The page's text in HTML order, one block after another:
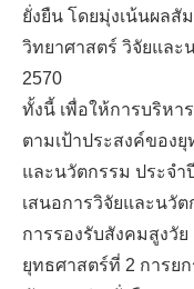
ยั่งยืน โดยมุ่งเน้นผล
วิทยาศาสตร์ วิจัยและ
2570
ทั้งนี้ เพื่อให้การบริหา
ตามเป้าประสงค์ของ
และนวัตกรรม ประจำ
เสนอการวิจัยและนวั
การรองรับสังคมสูงวัย
ยุทธศาสตร์ที่ 2 การย